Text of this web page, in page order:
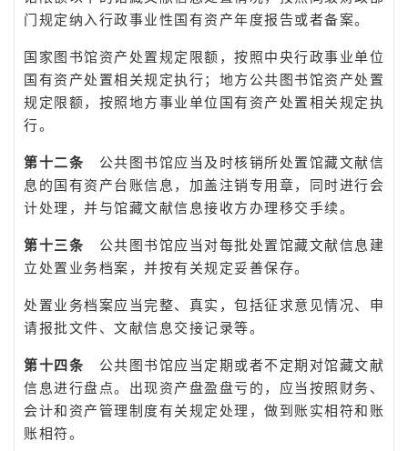
门规定纳入行政事业性国有资产年度报告或者备案。
国家图书馆资产处置规定限额，按照中央行政事业单位
国有资产处置相关规定执行；地方公共图书馆资产处置
规定限额，按照地方事业单位国有资产处置相关规定执
行。
第十二条 公共图书馆应当及时核销所处置馆藏文献信
息的国有资产台账信息，加盖注销专用章，同时进行会
计处理，并与馆藏文献信息接收方办理移交手续。
第十三条 公共图书馆应当对每批处置馆藏文献信息建
立处置业务档案，并按有关规定妥善保存。
处置业务档案应当完整、真实，包括征求意见情况、申
请报批文件、文献信息交接记录等。
第十四条 公共图书馆应当定期或者不定期对馆藏文献
信息进行盘点。出现资产盘盈盘亏的，应当按照财务、
会计和资产管理制度有关规定处理，做到账实相符和账
账相符。